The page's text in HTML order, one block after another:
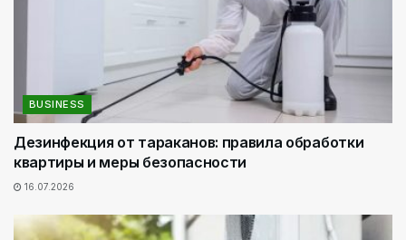
BUSINESS
Дезинфекция от тараканов: правила обработки
квартиры и меры безопасности
16.07.2026